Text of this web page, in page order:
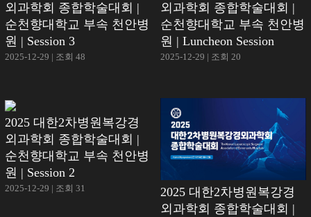
외과학회 종합학술대회 |
순천향대학교 부속 천안병
원 | Session 3
2025-12-29 | 조회 48
외과학회 종합학술대회 |
순천향대학교 부속 천안병
원 | Luncheon Session
2025-12-29 | 조회 20
2025 대한2차병원복강경
외과학회 종합학술대회 |
순천향대학교 부속 천안병
원 | Session 2
2025-12-29 | 조회 31
2025 대한2차병원복강경
외과학회 종합학술대회 |